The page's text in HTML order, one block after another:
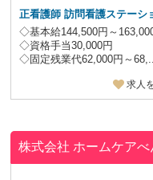
正看護師 訪問看護ステーシ
◇基本給144,500円～
◇資格手当30,000円
◇固定残業代62,000円～
求人
株式会社 ホームケア